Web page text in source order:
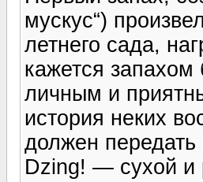
мускус“)
летнего сада,
кажется
личным и
история неких
должен
Dzing! — сухой и